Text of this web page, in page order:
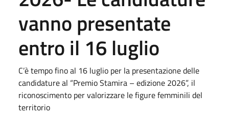
vanno presentate
entro il 16 luglio
C’è tempo fino al 16 luglio per la presentazione delle
candidature al “Premio Stamira – edizione 2026”, il
riconoscimento per valorizzare le figure femminili del
territorio